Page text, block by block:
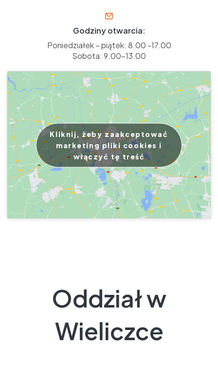
Godziny otwarcia:
Poniedziałek – piątek: 8.00 -17.00
Sobota: 9.00-13.00
Kliknij, żeby zaakceptować
marketing pliki cookies i
włączyć tę treść
Oddział w
Wieliczce